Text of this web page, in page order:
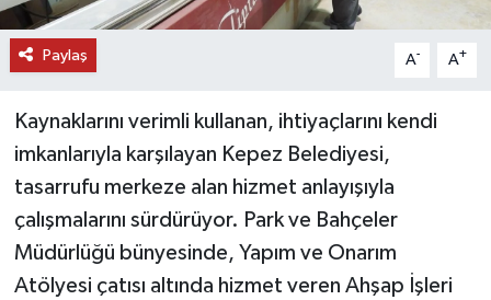
Paylaş A- A+
Kaynaklarını verimli kullanan, ihtiyaçlarını kendi
imkanlarıyla karşılayan Kepez Belediyesi,
tasarrufu merkeze alan hizmet anlayışıyla
çalışmalarını sürdürüyor. Park ve Bahçeler
Müdürlüğü bünyesinde, Yapım ve Onarım
Atölyesi çatısı altında hizmet veren Ahşap İşleri
VİDEO HABERLER
RESMİ İLAN